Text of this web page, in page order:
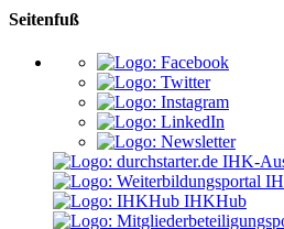
Seitenfuß
IHK-
IHKHub